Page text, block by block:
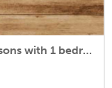
Holiday apartment Arbon for 2 persons with 1 bedroom - Holiday apartment